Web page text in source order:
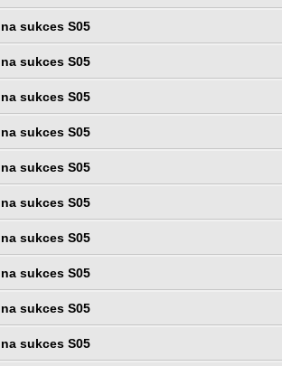
sukces S05
sukces S05
sukces S05
sukces S05
sukces S05
sukces S05
sukces S05
sukces S05
sukces S05
sukces S05